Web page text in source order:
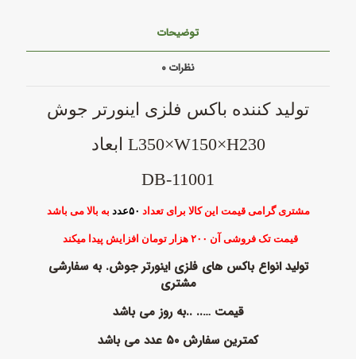
توضیحات
نظرات۰
تولید کننده باکس فلزی اینورتر جوش
L350×W150×H230 ابعاد
DB-11001
مشتری گرامی قیمت این کالا برای تعداد ۵۰عدد به بالا می باشد
قیمت تک فروشی آن ۲۰۰ هزار تومان افزایش پیدا میکند
تولید انواع باکس های فلزی اینورتر جوش. به سفارشی
مشتری
قیمت ….. ..به روز می باشد
کمترین سفارش ۵۰ عدد می باشد